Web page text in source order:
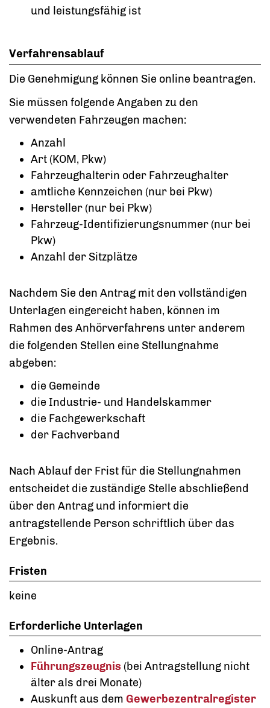
und leistungsfähig ist
Verfahrensablauf
Die Genehmigung können Sie online beantragen.
Sie müssen folgende Angaben zu den
verwendeten Fahrzeugen machen:
Anzahl
Art (KOM, Pkw)
Fahrzeughalterin oder Fahrzeughalter
amtliche Kennzeichen (nur bei Pkw)
Hersteller (nur bei Pkw)
Fahrzeug-Identifizierungsnummer (nur bei
Pkw)
Anzahl der Sitzplätze
Nachdem Sie den Antrag mit den vollständigen
Unterlagen eingereicht haben, können im
Rahmen des Anhörverfahrens unter anderem
die folgenden Stellen eine Stellungnahme
abgeben:
die Gemeinde
die Industrie- und Handelskammer
die Fachgewerkschaft
der Fachverband
Nach Ablauf der Frist für die Stellungnahmen
entscheidet die zuständige Stelle abschließend
über den Antrag und informiert die
antragstellende Person schriftlich über das
Ergebnis.
Fristen
keine
Erforderliche Unterlagen
Online-Antrag
Führungszeugnis (bei Antragstellung nicht
älter als drei Monate)
Auskunft aus dem Gewerbezentralregister